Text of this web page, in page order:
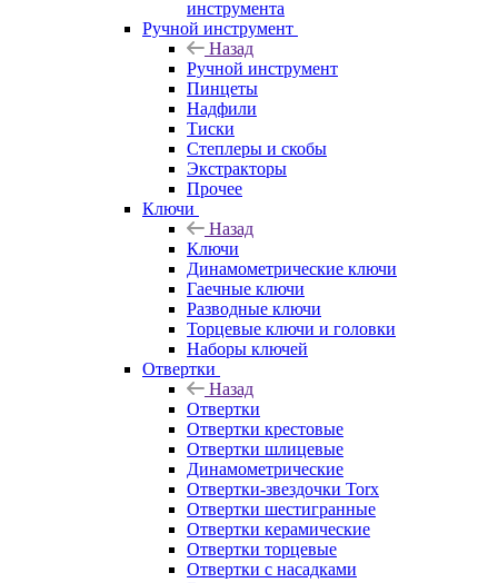
инструмента
Ручной инструмент
Назад
Ручной инструмент
Пинцеты
Надфили
Тиски
Степлеры и скобы
Экстракторы
Прочее
Ключи
Назад
Ключи
Динамометрические ключи
Гаечные ключи
Разводные ключи
Торцевые ключи и головки
Наборы ключей
Отвертки
Назад
Отвертки
Отвертки крестовые
Отвертки шлицевые
Динамометрические
Отвертки-звездочки Torx
Отвертки шестигранные
Отвертки керамические
Отвертки торцевые
Отвертки с насадками